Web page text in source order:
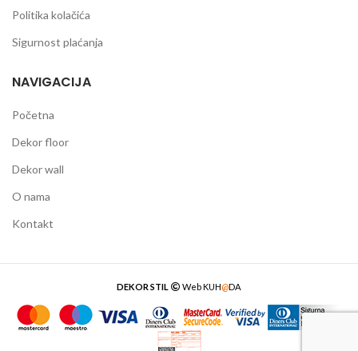
Politika kolačića
Sigurnost plaćanja
NAVIGACIJA
Početna
Dekor floor
Dekor wall
O nama
Kontakt
DEKOR STIL WebKUH@DA